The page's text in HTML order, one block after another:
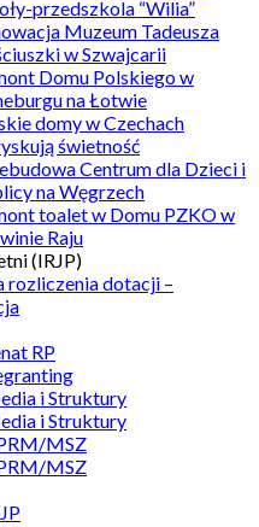
przedszkola “Wilia”
Muzeum Tadeusza
w Szwajcarii
Domu Polskiego w
na Łotwie
domy w Czechach
świetność
Centrum dla Dzieci i
na Węgrzech
toalet w Domu PZKO w
Raju
(IRJP)
rozliczenia dotacji –
RP
i Struktury
i Struktury
MSZ
MSZ